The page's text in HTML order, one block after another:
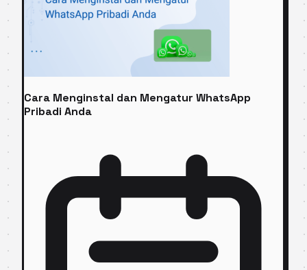
Cara Menginstal dan Mengatur WhatsApp
Pribadi Anda